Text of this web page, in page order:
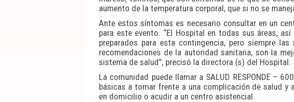
aumento de la temperatura corporal, que si no se
Ante estos síntomas es necesario consultar en un
para este evento. “El Hospital en todas sus áreas,
preparados para esta contingencia, pero siempre
recomendaciones de la autoridad sanitaria, son la
sistema de salud”, precisó la directora (s) del Hospital.
La comunidad puede llamar a SALUD RESPONDE –
básicas a tomar frente a una complicación de salud
en domicilio o acudir a un centro asistencial.